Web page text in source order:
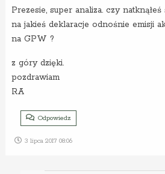
Prezesie, super analiza. czy
na jakieś deklaracje odnośnie emisji
na GPW ?
z góry dzięki.
pozdrawiam
RA
Odpowiedz
3 lipca 2017 08:06